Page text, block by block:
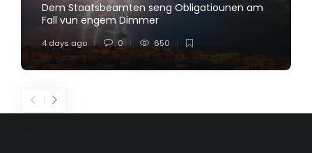
Dem Staatsbeamten seng Obligatiounen am
Fall vun engem Dimmer
4 days ago 0 650